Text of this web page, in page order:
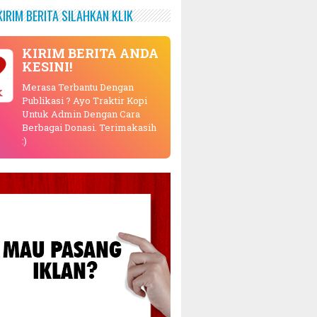
BERITA SILAHKAN KLIK
KIRIM BERITA ANDA
KESINI!
Merasa Terbantu Dengan
Publikasi ? Ayo Traktir Kopi
Untuk Admin Dengan Cara
Berbagai Donasi. Terimakasih
:)